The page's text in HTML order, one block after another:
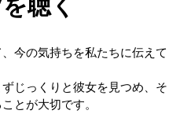
今の気持ちを私たちに伝えて
じっくりと彼女を見つめ、そ
とが大切です。